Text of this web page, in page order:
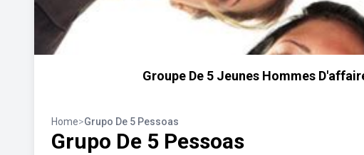
Groupe De 5 Jeunes Hommes
Home>Grupo De 5 Pessoas
Grupo De 5 Pessoas